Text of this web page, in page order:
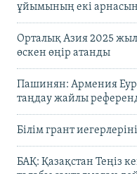
ұйымының екі арнасын
Орталық Азия 2025
өскен өңір атанды
Пашинян: Армения
таңдау жайлы
Білім грант
БАҚ: Қазақстан Теңіз